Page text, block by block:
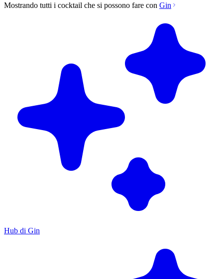
Mostrando tutti i cocktail che si possono fare con Gin
Hub di Gin